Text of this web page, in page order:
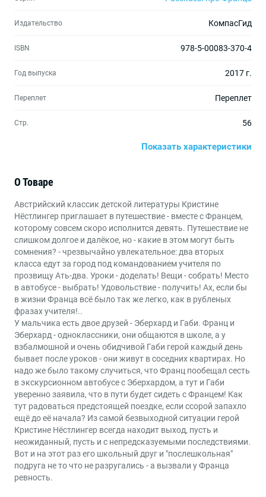
Издательство КомпасГид
ISBN 978-5-00083-370-4
Год выпуска 2017 г.
Переплет Переплет
Стр. 56
170х200
Показать характеристики
О Товаре
Австрийский классик детской литературы Кристине
Нёстлингер приглашает в путешествие - вместе с Францем,
которому совсем скоро исполнится девять. Путешествие не
слишком долгое и далёкое, но - какие в этом могут быть
сомнения? - чрезвычайно увлекательное: два вторых
класса едут за город под командованием учителя по
прозвищу Ать-два. Уроки - доделать! Вещи - собрать! Место
в автобусе - выбрать! Удовольствие - получить! Ах, если бы
в жизни Франца всё было так же легко, как в рубленых
фразах учителя!..
У мальчика есть двое друзей - Эберхард и Габи. Франц и
Эберхард - одноклассники, они общаются в школе, а у
взбалмошной и очень обидчивой Габи герой каждый день
бывает после уроков - они живут в соседних квартирах. Но
надо же было такому случиться, что Франц пообещал сесть
в экскурсионном автобусе с Эберхардом, а тут и Габи
уверенно заявила, что в пути будет сидеть с Францем! Как
тут радоваться предстоящей поездке, если ссорой запахло
ещё до её начала? Из самой безвыходной ситуации герой
Кристине Нёстлингер всегда находит выход, пусть и
неожиданный, пусть и с непредсказуемыми последствиями.
Вот и на этот раз его школьный друг и "послешкольная"
подруга не то что не разругались - а вызвали у Франца
ревность.